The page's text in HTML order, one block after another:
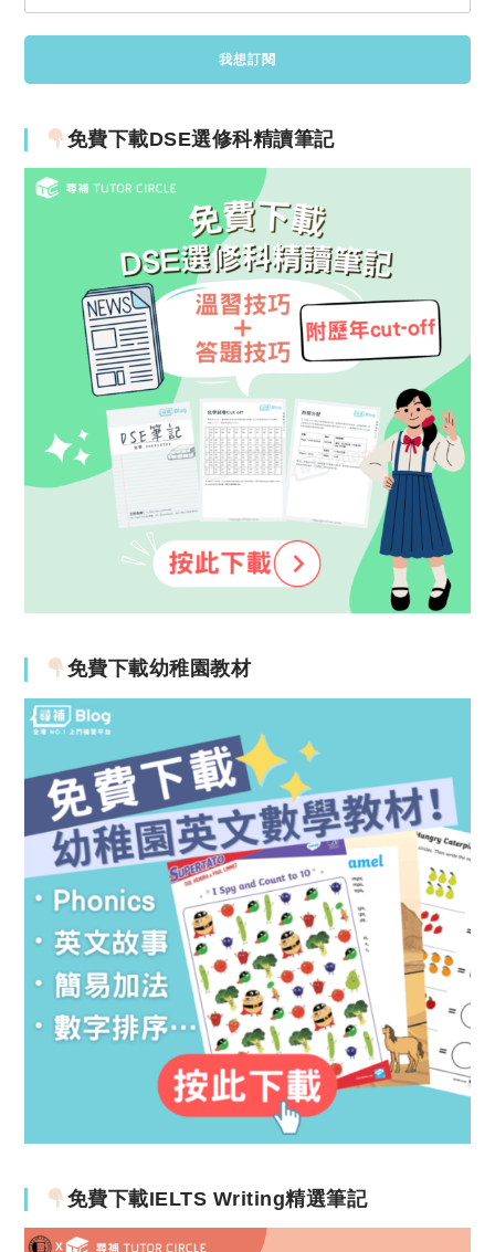
免費下載DSE選修科精讀筆記
免費下載幼稚園教材
免費下載IELTS Writing精選筆記